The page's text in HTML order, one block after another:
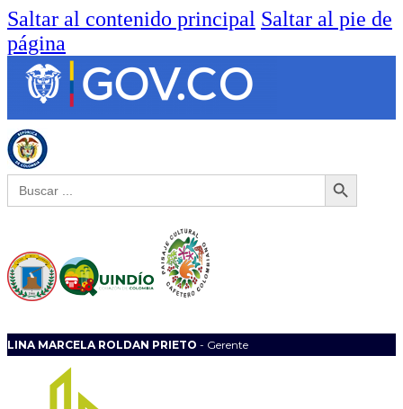
Saltar al contenido principal Saltar al pie de
página
Buscar: Botón de búsqueda
LINA MARCELA ROLDAN PRIETO - Gerente